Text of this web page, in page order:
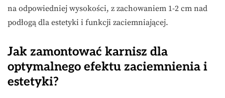
na odpowiedniej wysokości, z zachowaniem 1-2 cm nad
podłogą dla estetyki i funkcji zaciemniającej.
Jak zamontować karnisz dla
optymalnego efektu zaciemnienia i
estetyki?